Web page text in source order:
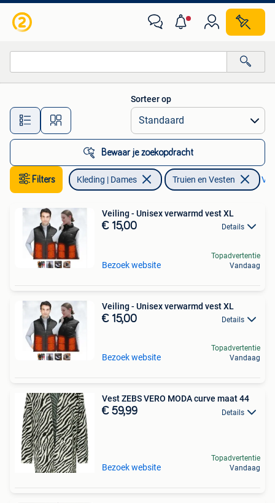
Alle afstanden…
Sorteer op
Bewaar je zoekopdracht
Filters Kleding | Dames Truien en Vesten
Veiling - Unisex verwarmd vest XL
€ 15,00 Details
Bezoek website
Topadvertentie
Vandaag
Veiling - Unisex verwarmd vest XL
€ 15,00 Details
Bezoek website
Topadvertentie
Vandaag
Vest ZEBS VERO MODA curve maat 44
€ 59,99 Details
Bezoek website
Topadvertentie
Vandaag